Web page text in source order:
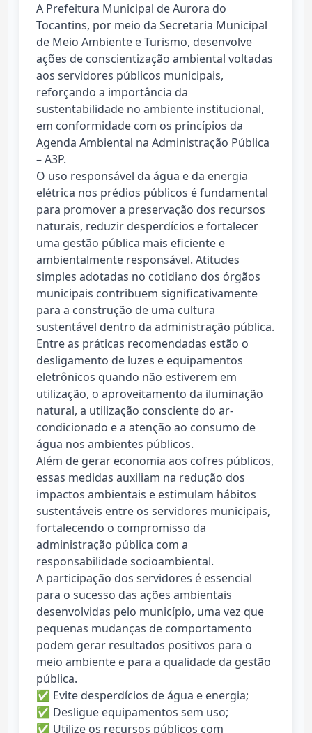
A Prefeitura Municipal de Aurora do
Tocantins, por meio da Secretaria Municipal
de Meio Ambiente e Turismo, desenvolve
ações de conscientização ambiental voltadas
aos servidores públicos municipais,
reforçando a importância da
sustentabilidade no ambiente institucional,
em conformidade com os princípios da
Agenda Ambiental na Administração Pública
– A3P.
O uso responsável da água e da energia
elétrica nos prédios públicos é fundamental
para promover a preservação dos recursos
naturais, reduzir desperdícios e fortalecer
uma gestão pública mais eficiente e
ambientalmente responsável. Atitudes
simples adotadas no cotidiano dos órgãos
municipais contribuem significativamente
para a construção de uma cultura
sustentável dentro da administração pública.
Entre as práticas recomendadas estão o
desligamento de luzes e equipamentos
eletrônicos quando não estiverem em
utilização, o aproveitamento da iluminação
natural, a utilização consciente do ar-
condicionado e a atenção ao consumo de
água nos ambientes públicos.
Além de gerar economia aos cofres públicos,
essas medidas auxiliam na redução dos
impactos ambientais e estimulam hábitos
sustentáveis entre os servidores municipais,
fortalecendo o compromisso da
administração pública com a
responsabilidade socioambiental.
A participação dos servidores é essencial
para o sucesso das ações ambientais
desenvolvidas pelo município, uma vez que
pequenas mudanças de comportamento
podem gerar resultados positivos para o
meio ambiente e para a qualidade da gestão
pública.
✅ Evite desperdícios de água e energia;
✅ Desligue equipamentos sem uso;
✅ Utilize os recursos públicos com